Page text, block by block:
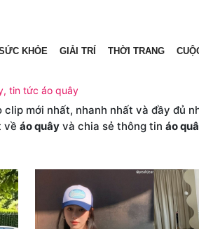
KHỎE GIẢI TRÍ THỜI TRANG
tin tức áo quây
mới nhất, nhanh nhất và đầy đủ
về áo quây và chia sẻ thông tin áo